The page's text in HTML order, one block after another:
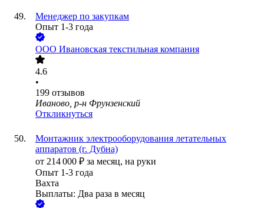
Менеджер по закупкам
Опыт 1-3 года
ООО Ивановская текстильная компания
4.6
•
199 отзывов
Иваново, р-н Фрунзенский
Откликнуться
Монтажник электрооборудования летательных
аппаратов (г. Дубна)
от 214 000 ₽ за месяц, на руки
Опыт 1-3 года
Вахта
Выплаты: Два раза в месяц